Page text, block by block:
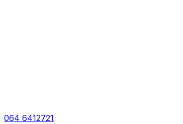
064 6412721